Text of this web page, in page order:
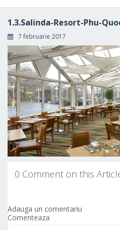
1.3.Salinda-Resort-Phu-
7 februarie 2017
0 Comment on this
Adauga un comentariu
Comenteaza